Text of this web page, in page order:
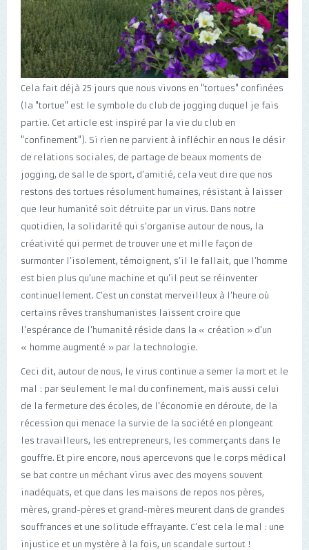
Cela fait déjà 25 jours que nous vivons en "tortues" confinées
(la "tortue" est le symbole du club de jogging duquel je fais
partie. Cet article est inspiré par la vie du club en
"confinement"). Si rien ne parvient à infléchir en nous le désir
de relations sociales, de partage de beaux moments de
jogging, de salle de sport, d’amitié, cela veut dire que nos
restons des tortues résolument humaines, résistant à laisser
que leur humanité soit détruite par un virus. Dans notre
quotidien, la solidarité qui s’organise autour de nous, la
créativité qui permet de trouver une et mille façon de
surmonter l’isolement, témoignent, s’il le fallait, que l’homme
est bien plus qu’une machine et qu’il peut se réinventer
continuellement. C’est un constat merveilleux à l’heure où
certains rêves transhumanistes laissent croire que
l’espérance de l’humanité réside dans la « création » d’un
« homme augmenté » par la technologie.
Ceci dit, autour de nous, le virus continue a semer la mort et le
mal : par seulement le mal du confinement, mais aussi celui
de la fermeture des écoles, de l’économie en déroute, de la
récession qui menace la survie de la société en plongeant
les travailleurs, les entrepreneurs, les commerçants dans le
gouffre. Et pire encore, nous apercevons que le corps médical
se bat contre un méchant virus avec des moyens souvent
inadéquats, et que dans les maisons de repos nos pères,
mères, grand-pères et grand-mères meurent dans de grandes
souffrances et une solitude effrayante. C’est cela le mal : une
injustice et un mystère à la fois, un scandale surtout !